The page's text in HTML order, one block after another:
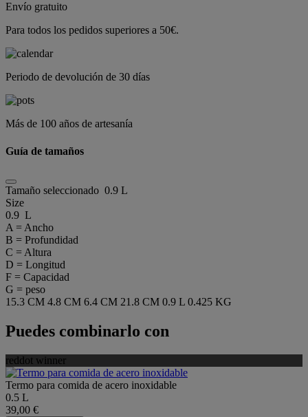
Envío gratuito
Para todos los pedidos superiores a 50€.
Periodo de devolución de 30 días
Más de 100 años de artesanía
Guía de tamaños
Tamaño seleccionado 0.9 L
Size
0.9 L
A = Ancho
B = Profundidad
C = Altura
D = Longitud
F = Capacidad
G = peso
15.3 CM 4.8 CM 6.4 CM 21.8 CM 0.9 L 0.425 KG
Puedes combinarlo con
reddot winner
Termo para comida de acero inoxidable
0.5 L
39,00 €